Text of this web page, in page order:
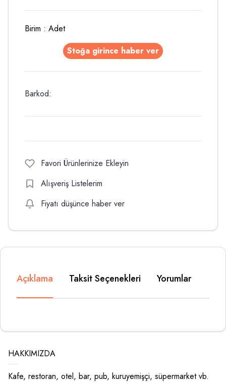
Birim : Adet
Stoğa girince haber ver
Barkod:
Favori Ürünlerinize Ekleyin
Alışveriş Listelerim
Fiyatı düşünce haber ver
Açıklama Taksit Seçenekleri Yorumlar
HAKKIMIZDA
Kafe, restoran, otel, bar, pub, kuruyemişçi, süpermarket vb.